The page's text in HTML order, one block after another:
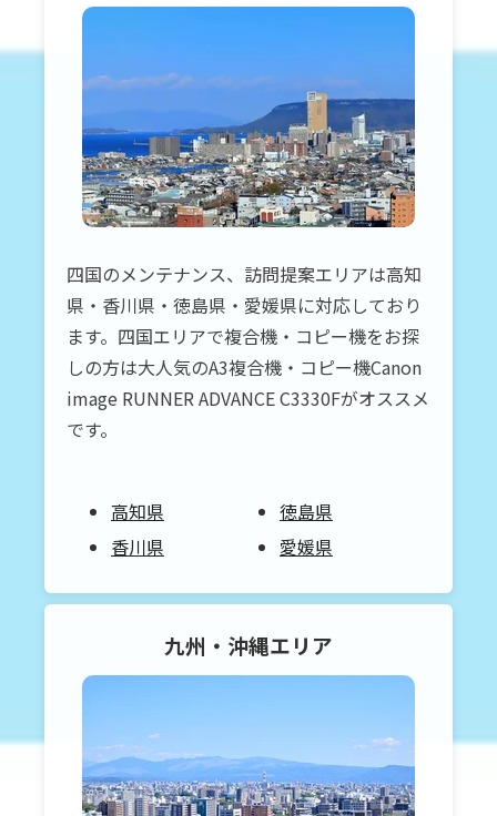
四国のメンテナンス、訪問提案エリアは高知
県・香川県・徳島県・愛媛県に対応しており
ます。四国エリアで複合機・コピー機をお探
しの方は大人気のA3複合機・コピー機Canon
image RUNNER ADVANCE C3330Fがオススメ
です。
高知県
香川県
徳島県
愛媛県
九州・沖縄エリア